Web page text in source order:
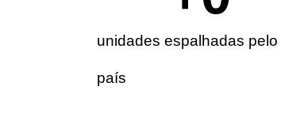
unidades espalhadas pelo
país